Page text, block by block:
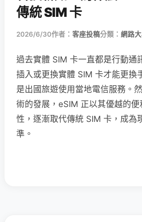
傳統 SIM 卡
2026/6/30作者： 客座投稿分類： 網路
過去實體 SIM 卡一直都是行動通
插入或更換實體 SIM 卡才能更換
是出國旅遊使用當地電信服務。
術的發展，eSIM 正以其優越的
性，逐漸取代傳統 SIM 卡，成為
準。